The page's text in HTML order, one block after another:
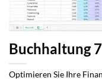
Buchhaltung 7
Optimieren Sie Ihre